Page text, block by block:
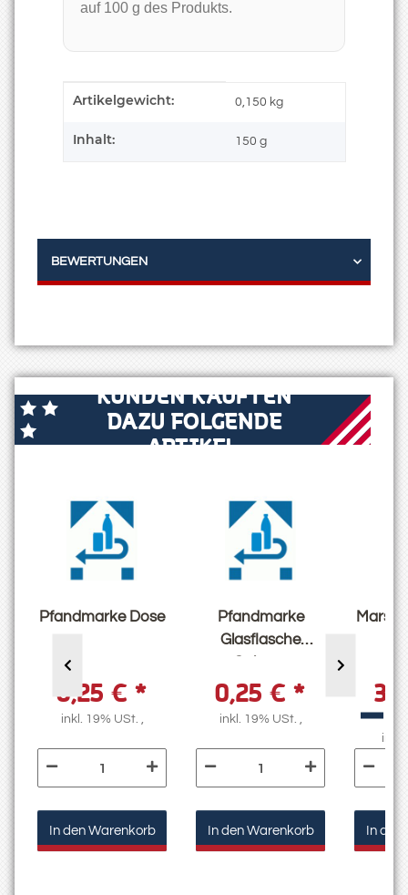
auf 100 g des Produkts.
Produkteigenschaft
Wert
Artikelgewicht: 0,150 kg
Inhalt: 150 g
BEWERTUNGEN
KUNDEN KAUFTEN
DAZU FOLGENDE
ARTIKEL:
Pfandmarke Dose
0,25 € *
inkl. 19% USt. ,
In den Warenkorb
Pfandmarke
Glasflasche
0,25 € *
inkl. 19% USt. ,
In den Warenkorb
inkl.
In den